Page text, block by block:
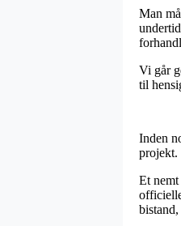
Man
Vi går
til
Inden
projekt.
Et